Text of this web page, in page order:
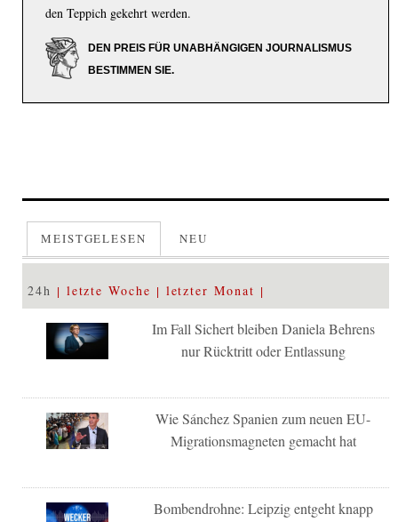
den Teppich gekehrt werden.
DEN PREIS FÜR UNABHÄNGIGEN JOURNALISMUS
BESTIMMEN SIE.
MEISTGELESEN NEU
24h letzte Woche letzter Monat
Im Fall Sichert bleiben Daniela Behrens
nur Rücktritt oder Entlassung
Wie Sánchez Spanien zum neuen EU-
Migrationsmagneten gemacht hat
Bombendrohne: Leipzig entgeht knapp